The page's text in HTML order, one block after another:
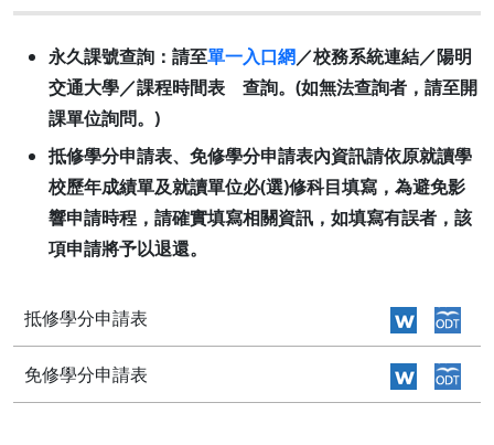
永久課號查詢：請至單一入口網／校務系統連結／陽明
交通大學／課程時間表 查詢。(如無法查詢者，請至開
課單位詢問。)
抵修學分申請表、免修學分申請表內資訊請依原就讀學
校歷年成績單及就讀單位必(選)修科目填寫，為避免影
響申請時程，請確實填寫相關資訊，如填寫有誤者，該
項申請將予以退還。
抵修學分申請表
免修學分申請表